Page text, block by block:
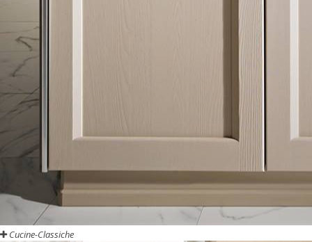
Cucine-Classiche